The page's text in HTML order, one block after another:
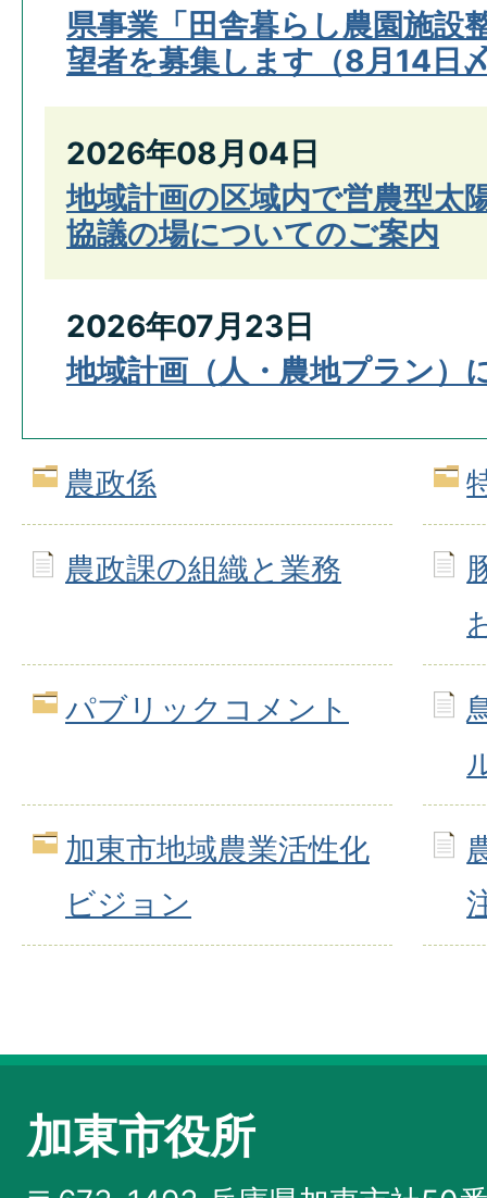
県事業「田舎暮らし農園施設
望者を募集します（8月14日
2026年08月04日
地域計画の区域内で営農型太
協議の場についてのご案内
2026年07月23日
地域計画（人・農地プラン）
農政係
農政課の組織と業務
パブリックコメント
加東市地域農業活性化
ビジョン
加東市役所